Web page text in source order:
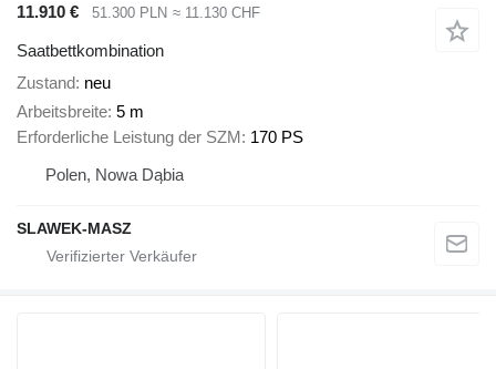
11.910 €
51.300 PLN ≈ 11.130 CHF
Saatbettkombination
Zustand neu
Arbeitsbreite 5 m
Erforderliche Leistung der SZM 170 PS
Polen, Nowa Dąbia
SLAWEK-MASZ